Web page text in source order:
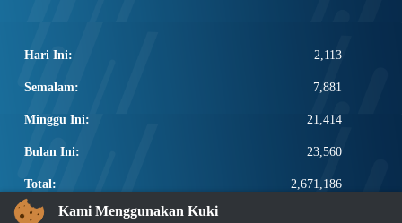
Hari Ini: 2,113
Semalam: 7,881
Minggu Ini: 21,414
Bulan Ini: 23,560
Total: 2,671,186
PAUTAN POPULAR
Kami Menggunakan Kuki